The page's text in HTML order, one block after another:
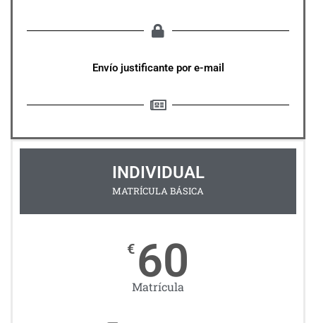
Envío justificante por e-mail
INDIVIDUAL
MATRÍCULA BÁSICA
€ 60
Matrícula